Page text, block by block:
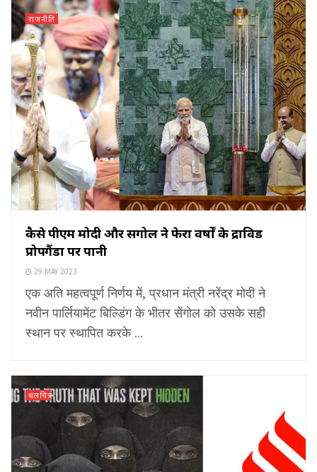
राजनीति
कैसे पीएम मोदी और सेंगोल ने फेरा वर्षों के द्राविड
प्रोपगैंडा पर पानी
29 MAY 2023
एक अति महत्वपूर्ण निर्णय में, प्रधान मंत्री नरेंद्र मोदी ने
नवीन पार्लियामेंट बिल्डिंग के भीतर सेंगोल को उसके सही
स्थान पर स्थापित करके ...
चलचित्र